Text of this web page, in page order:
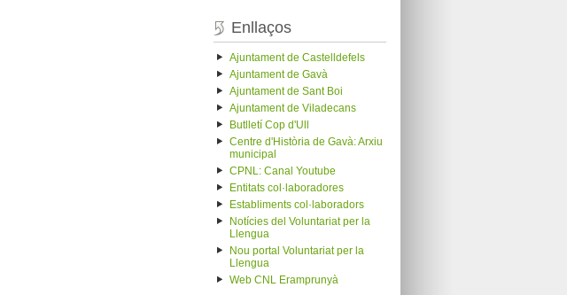
Enllaços
Ajuntament de Castelldefels
Ajuntament de Gavà
Ajuntament de Sant Boi
Ajuntament de Viladecans
Butlletí Cop d'Ull
Centre d'Història de Gavà: Arxiu
municipal
CPNL: Canal Youtube
Entitats col·laboradores
Establiments col·laboradors
Notícies del Voluntariat per la
Llengua
Nou portal Voluntariat per la
Llengua
Web CNL Eramprunyà